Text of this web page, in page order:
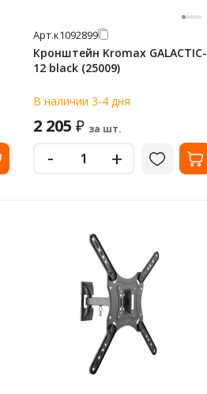
Арт.к1092899
Кронштейн Kromax GALACTIC-
12 black (25009)
В наличии 3-4 дня
2 205 ₽ за шт.
- +